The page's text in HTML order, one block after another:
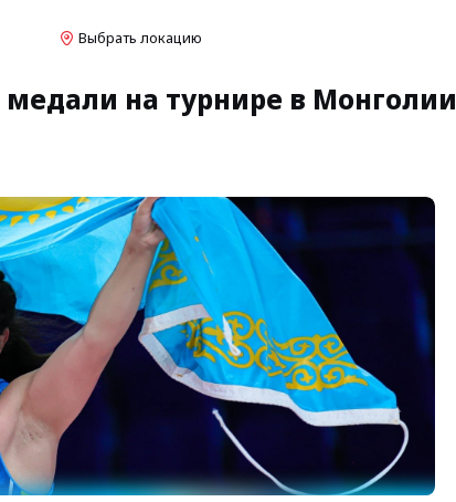
Выбрать локацию
медали на турнире в Монголии